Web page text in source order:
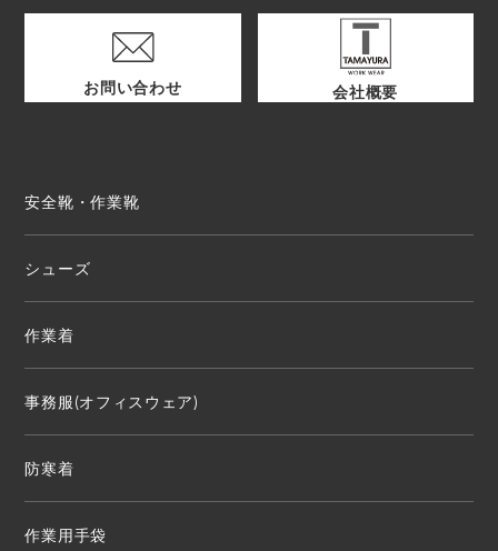
お問い合わせ 会社概要
安全靴・作業靴
シューズ
作業着
事務服(オフィスウェア)
防寒着
作業用手袋